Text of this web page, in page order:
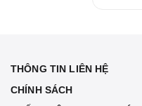
THÔNG TIN LIÊN HỆ
CHÍNH SÁCH